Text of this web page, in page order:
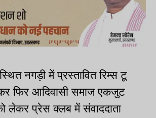
नगड़ी में प्रस्तावित रिम्स टू
फिर आदिवासी समाज एकजुट
लेकर प्रेस क्लब में संवाददाता